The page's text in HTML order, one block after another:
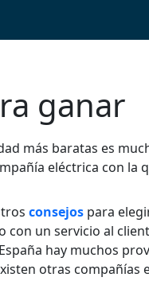
ganar
más baratas es
eléctrica con la
consejos para
un servicio al
hay muchos
otras compañías